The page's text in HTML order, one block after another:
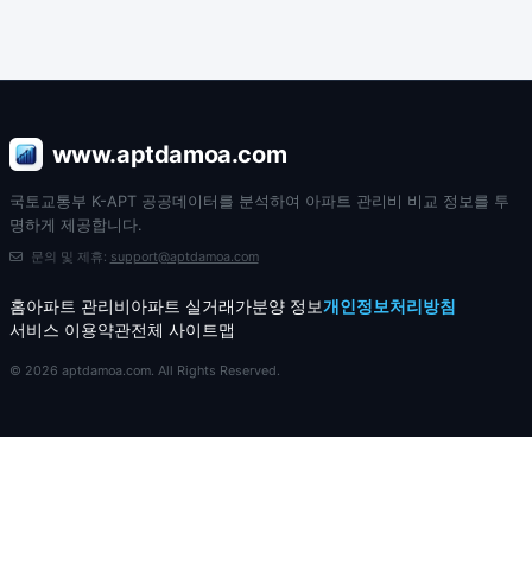
www.aptdamoa.com
국토교통부 K-APT 공공데이터를 분석하여 아파트 관리비 비교 정보를 투
명하게 제공합니다.
문의 및 제휴: support@aptdamoa.com
홈아파트 관리비아파트 실거래가분양 정보개인정보처리방침
서비스 이용약관전체 사이트맵
© 2026 aptdamoa.com. All Rights Reserved.